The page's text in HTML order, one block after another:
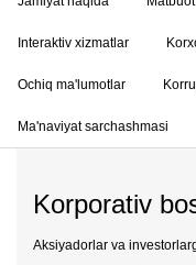
Interaktiv xizmatlar
Ochiq ma'lumotlar
Ma'naviyat sarchashmasi
Korporativ
Aksiyadorlar va